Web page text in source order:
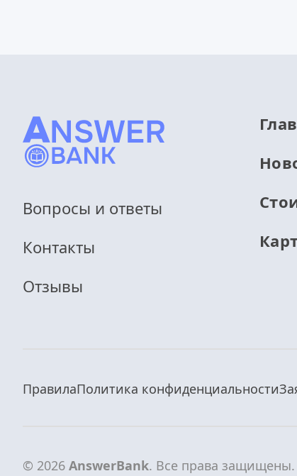
Вопросы и ответы
Контакты
Отзывы
ПравилаПолитика конфиденциальности
© 2026 AnswerBank. Все права защищены.